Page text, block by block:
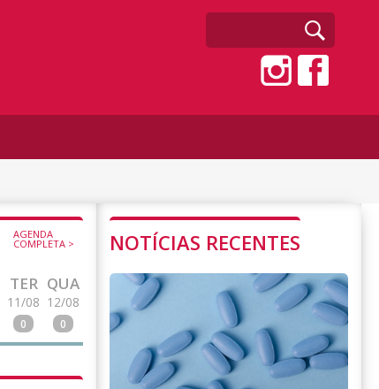
AGENDA
COMPLETA >
TER
11/08
0
QUA
12/08
0
NOTÍCIAS RECENTES